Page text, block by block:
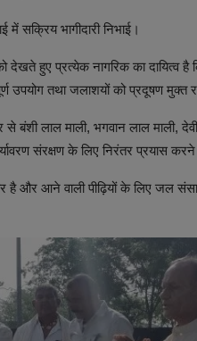
सक्रिय भागीदारी निभाई।
हुए प्रत्येक नागरिक का दायित्व है
उपयोग तथा जलाशयों को प्रदूषण मुक्त
बंशी लाल माली, भगवान लाल माली,
संरक्षण के लिए निरंतर प्रयास करने
और आने वाली पीढ़ियों के लिए जल